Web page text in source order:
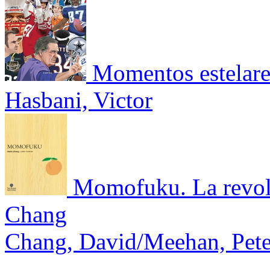
Momentos
Hasbani, Victor
Momofuku. La
Chang
Chang, David/Meehan,